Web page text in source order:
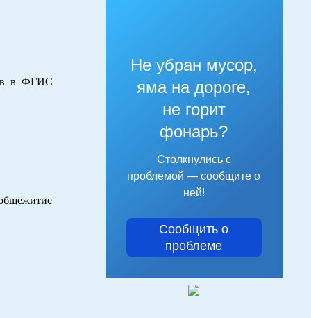
в ФГИС
Не убран мусор,
яма на дороге,
не горит
фонарь?
Столкнулись с
проблемой — сообщите о
ней!
Сообщить о
проблеме